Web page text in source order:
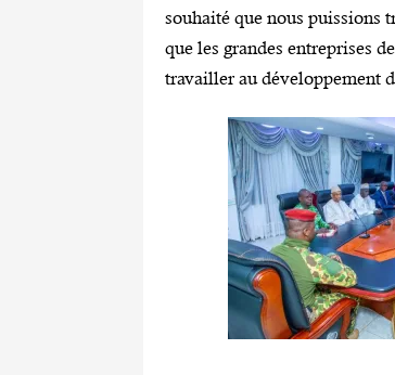
souhaité que nous puissions
que les grandes entreprises
travailler au développement